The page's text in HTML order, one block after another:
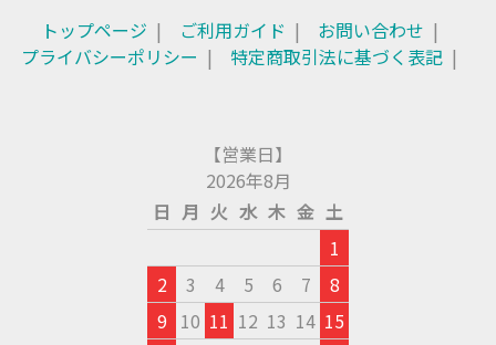
トップページ ご利用ガイド
お問い合わせ
プライバシーポリシー
特定商取引法に基づく表記
【営業日】
2026年8月
日 月 火 水 木 金 土
1
2
3 4 5 6 7
8
9 10 11 12 13 14 15